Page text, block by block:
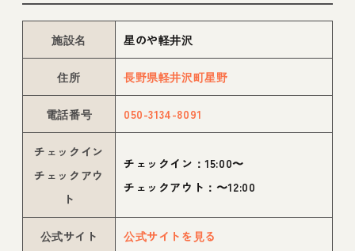
施設名 星のや軽井沢
住所 長野県軽井沢町星野
電話番号 050-3134-8091
チェックイン
チェックアウ
ト
チェックイン：15:00〜
チェックアウト：〜12:00
公式サイト 公式サイトを見る